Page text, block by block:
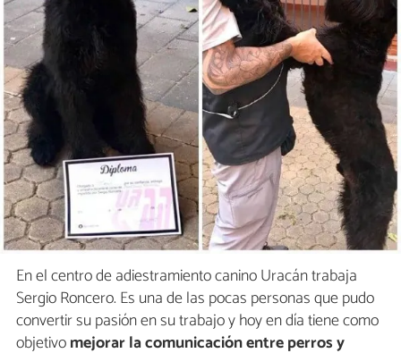
En el centro de adiestramiento canino Uracán trabaja
Sergio Roncero. Es una de las pocas personas que pudo
convertir su pasión en su trabajo y hoy en día tiene como
objetivomejorar la comunicación entre perros y